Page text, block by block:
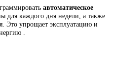
автоматическое
для каждого дня недели, а также
Это упрощает эксплуатацию и
.